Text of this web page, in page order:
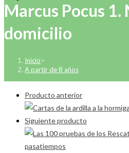
Marcus Pocus 1.
domicilio
Inicio>
A partir de 8 años
Producto anterior
Siguiente producto